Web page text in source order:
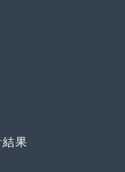
果